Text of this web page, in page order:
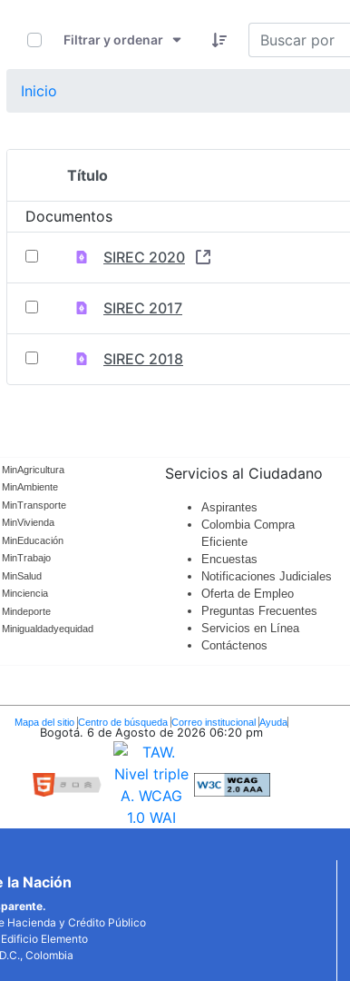
Filtrar y ordenar
Inicio
Selección del elemento
Título
Documentos
SIREC 2020
SIREC 2017
SIREC 2018
MinAgricultura
MinAmbiente
MinTransporte
MinVivienda
MinEducación
MinTrabajo
MinSalud
Minciencia
Mindeporte
Minigualdadyequidad
Servicios al Ciudadano
Aspirantes
Colombia Compra
Eficiente
Encuestas
Notificaciones Judiciales
Oferta de Empleo
Preguntas Frecuentes
Servicios en Línea
Contáctenos
Mapa del sitio Centro de búsqueda Correo institucional Ayuda
Bogotá. 6 de Agosto de 2026 06:20 pm
la Nación
Hacienda y Crédito Público
Elemento
Colombia